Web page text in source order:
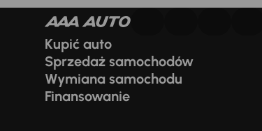
Kupić auto
Sprzedaż samochodów
Wymiana samochodu
Finansowanie